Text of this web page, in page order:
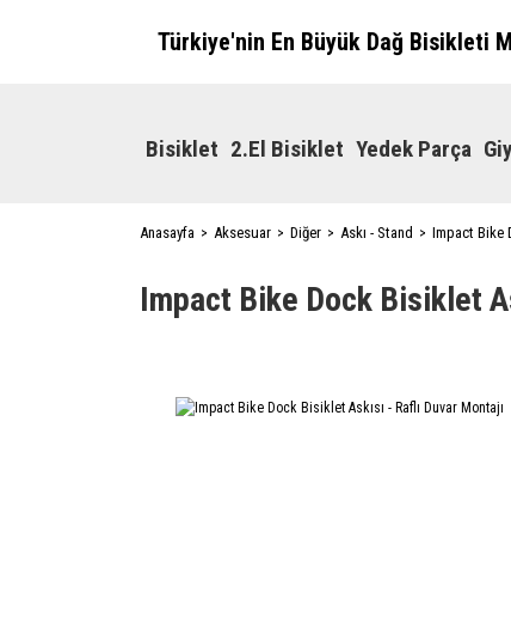
Türkiye'nin En Büyük Dağ Bisikleti
Bisiklet 2.El Bisiklet Yedek Parça
Anasayfa Aksesuar Diğer Askı - Stand Impact Bike
Impact Bike Dock Bisiklet